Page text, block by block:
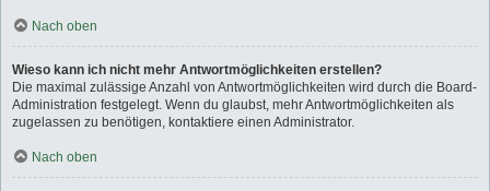
Nach oben
Wieso kann ich nicht mehr Antwortmöglichkeiten erstellen?
Die maximal zulässige Anzahl von Antwortmöglichkeiten wird durch die Board-
Administration festgelegt. Wenn du glaubst, mehr Antwortmöglichkeiten als
zugelassen zu benötigen, kontaktiere einen Administrator.
Nach oben